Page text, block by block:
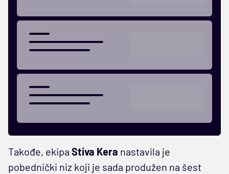
Takođe, ekipa Stiva Kera nastavila je
pobednički niz koji je sada produžen na šest